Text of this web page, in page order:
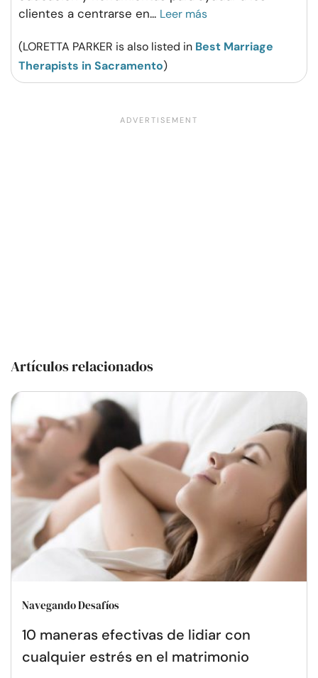
clientes a centrarse en... Leer más
(LORETTA PARKER is also listed in Best Marriage
Therapists in Sacramento)
Artículos relacionados
Navegando Desafíos
10 maneras efectivas de lidiar con
cualquier estrés en el matrimonio